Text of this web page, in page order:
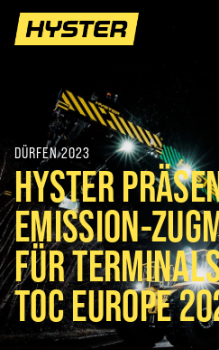
DÜRFEN 2023
HYSTER
EMISSION-
FÜR
TOC EUROPE